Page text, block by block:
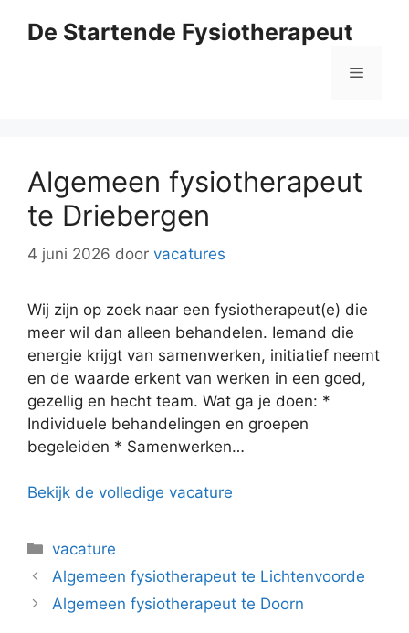
De Startende Fysiotherapeut
Menu
Algemeen fysiotherapeut
te Driebergen
4 juni 2026 door vacatures
Wij zijn op zoek naar een fysiotherapeut(e) die
meer wil dan alleen behandelen. Iemand die
energie krijgt van samenwerken, initiatief neemt
en de waarde erkent van werken in een goed,
gezellig en hecht team. Wat ga je doen: *
Individuele behandelingen en groepen
begeleiden * Samenwerken…
Bekijk de volledige vacature
Categorieën
vacature
Algemeen fysiotherapeut te Lichtenvoorde
Algemeen fysiotherapeut te Doorn